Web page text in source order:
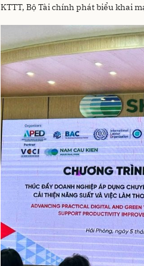
KTTT, Bộ Tài chính phát biểu khai